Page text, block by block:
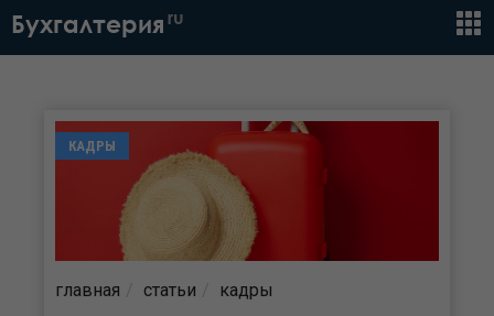
Бухгалтерия ru
КАДРЫ
главная статьи кадры